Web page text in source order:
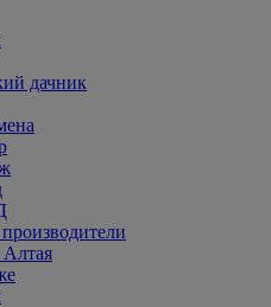
дачник